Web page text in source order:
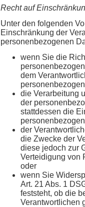
Recht auf
Unter den folgenden
Einschränkung der
personenbezogenen
wenn Sie die
dem
die Verarbeitung
der
stattdessen die
der
die Zwecke der
diese jedoch zur
Verteidigung von
oder
wenn Sie
Art. 21 Abs. 1
feststeht, ob die
Verantwortlichen